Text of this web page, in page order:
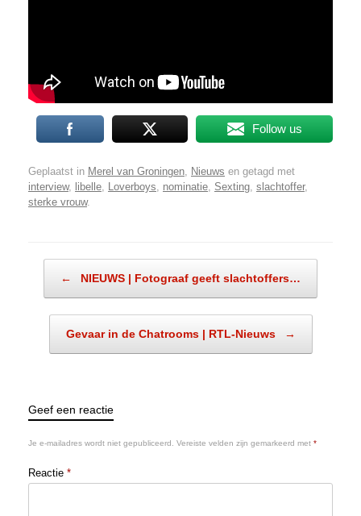
Follow us
Geplaatst in Merel van Groningen, Nieuws en getagd met
interview, libelle, Loverboys, nominatie, Sexting, slachtoffer,
sterke vrouw.
← NIEUWS | Fotograaf geeft slachtoffers…
Gevaar in de Chatrooms | RTL-Nieuws →
Geef een reactie
Je e-mailadres wordt niet gepubliceerd. Vereiste velden zijn gemarkeerd met *
Reactie *